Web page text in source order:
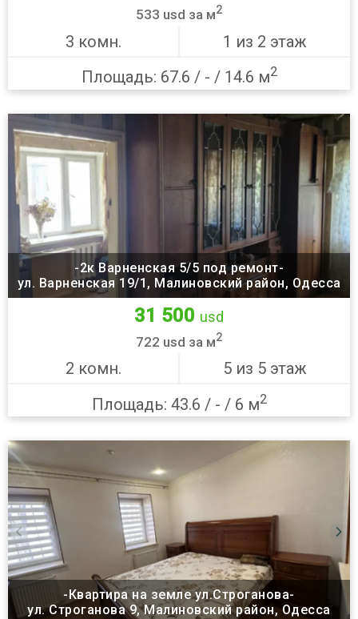
533 usd за м2
3 комн.
1 из 2 этаж
Площадь: 67.6 / - / 14.6 м2
-2к Варненская 5/5 под ремонт-
ул. Варненская 19/1, Малиновский район, Одесса
31 500 usd
722 usd за м2
2 комн.
5 из 5 этаж
Площадь: 43.6 / - / 6 м2
-Квартира на земле ул.Строганова-
ул. Строганова 9, Малиновский район, Одесса